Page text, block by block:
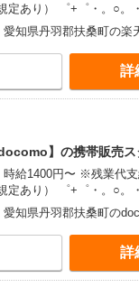
り） ゜+゜・。○。・゜+゜・。○。・゜
入社祝い金10万円支給(規定有) お友
と, インセンティブ支給(規定有)
週払い可能（規程有）
。○。・゜+゜
愛知県丹羽郡扶桑町の楽
詳
docomo】の携帯販売ス
時給1400円〜 ※残業代
り） ゜+゜・。○。・゜+゜・。○。・゜
入社祝い金10万円支給(規定有) お友
と, インセンティブ支給(規定有)
週払い可能（規程有）
。○。・゜+゜
愛知県丹羽郡扶桑町の
詳